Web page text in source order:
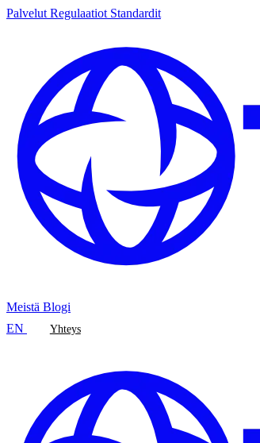
Palvelut Regulaatiot Standardit
Meistä Blogi
EN
Yhteys